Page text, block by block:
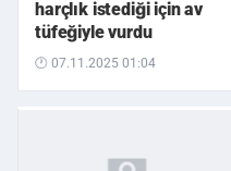
harçlık istediği için av
tüfeğiyle vurdu
🕐 07.11.2025 01:04